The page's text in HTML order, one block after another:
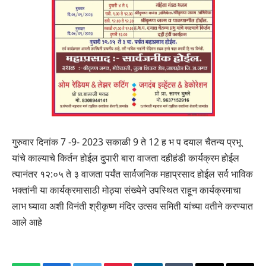
गुरुवार दिनांक 7 -9- 2023 सकाळी 9 ते 12 ह भ प दयाल चैतन्य प्रभू
यांचे काल्याचे किर्तन होईल दुपारी बारा वाजता दहीहंडी कार्यक्रम होईल
त्यानंतर १२:०५ ते ३ वाजता पर्यंत सार्वजनिक महाप्रसाद होईल सर्व भाविक
भक्तांनी या कार्यक्रमासाठी मोठ्या संख्येने उपस्थित राहून कार्यक्रमाचा
लाभ घ्यावा अशी विनंती श्रीकृष्ण मंदिर उत्सव समिती यांच्या वतीने करण्यात
आले आहे